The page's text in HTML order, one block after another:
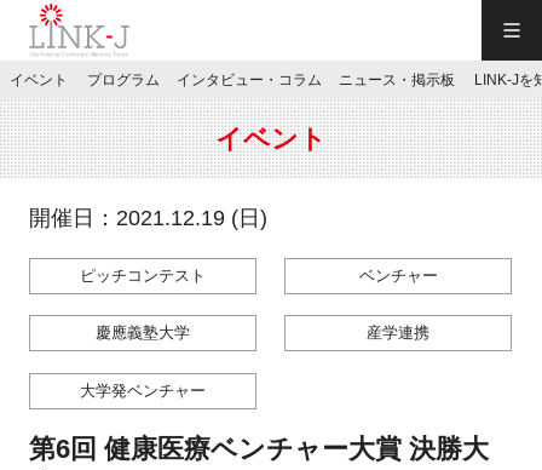
JP／EN
特別会員専用メニュー
お問い合わせ
イベント プログラム インタビュー・コラム ニュース・掲示板 LINK-Jを
イベント
開催日：2021.12.19 (日)
ピッチコンテスト ベンチャー
慶應義塾大学 産学連携
大学発ベンチャー
第6回 健康医療ベンチャー大賞 決勝大